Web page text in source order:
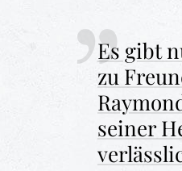
Es gibt
zu
seiner